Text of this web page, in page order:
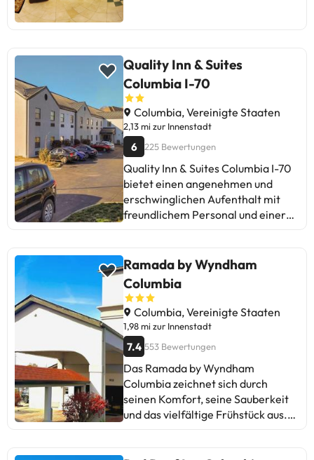
guten Service schätzen. Perfekt für
einen ruhigen Kurzurlaub!
Quality Inn & Suites
Columbia I-70
Columbia, Vereinigte Staaten
2,13 mi zur Innenstadt
6 225 Bewertungen
Quality Inn & Suites Columbia I-70
bietet einen angenehmen und
erschwinglichen Aufenthalt mit
freundlichem Personal und einer
Gäste schätzen die Sauberkeit, den
Komfort der Betten und das
Frühstück. Einige Bewertungen
erwähnen Wartungsprobleme wie
Gerüche, mangelhafte Sauberkeit
und Sicherheitsbedenken.
Trotzdem betonen die meisten das
positive Preis-Leistungs-
Verhältnis. Empfohlen für
preisbewusste Reisende, die eine
praktische Option für ihre Reisen
Ramada by Wyndham
Columbia
Columbia, Vereinigte Staaten
1,98 mi zur Innenstadt
7.4 553 Bewertungen
Das Ramada by Wyndham
Columbia zeichnet sich durch
seinen Komfort, seine Sauberkeit
und das vielfältige Frühstück aus.